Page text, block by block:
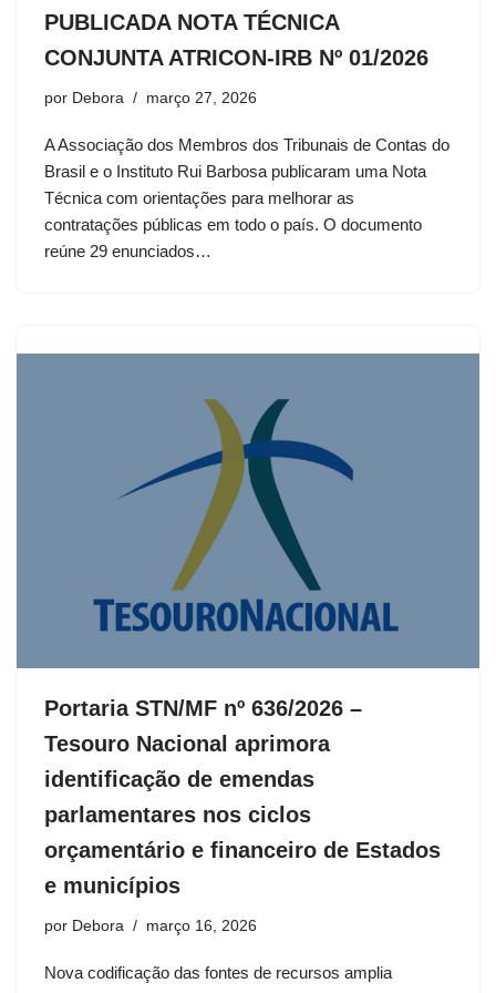
PUBLICADA NOTA TÉCNICA
CONJUNTA ATRICON-IRB Nº 01/2026
por Debora março 27, 2026
A Associação dos Membros dos Tribunais de Contas do
Brasil e o Instituto Rui Barbosa publicaram uma Nota
Técnica com orientações para melhorar as
contratações públicas em todo o país. O documento
reúne 29 enunciados…
Portaria STN/MF nº 636/2026 –
Tesouro Nacional aprimora
identificação de emendas
parlamentares nos ciclos
orçamentário e financeiro de Estados
e municípios
por Debora março 16, 2026
Nova codificação das fontes de recursos amplia